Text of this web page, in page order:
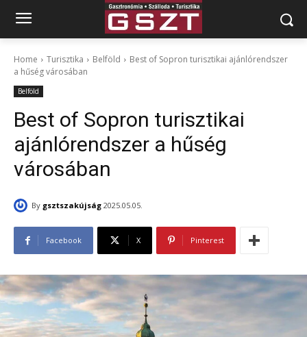
Home Turisztika Belföld
Best of Sopron turisztikai ajánlórendszer
a hűség városában
Belföld
Best of Sopron turisztikai
ajánlórendszer a hűség
városában
By gsztszakújság 2025.05.05.
Facebook X Pinterest